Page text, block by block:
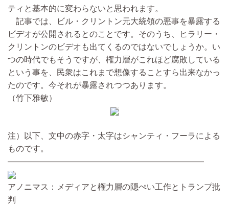
ティと基本的に変わらないと思われます。
記事では、ビル・クリントン元大統領の悪事を暴露する
ビデオが公開されるとのことです。そのうち、ヒラリー・
クリントンのビデオも出てくるのではないでしょうか。い
つの時代でもそうですが、権力層がこれほど腐敗している
という事を、民衆はこれまで想像することすら出来なかっ
たのです。今それが暴露されつつあります。
（竹下雅敏）
注）以下、文中の赤字・太字はシャンティ・フーラによる
ものです。
————————————————————————
アノニマス：メディアと権力層の隠ぺい工作とトランプ批
判